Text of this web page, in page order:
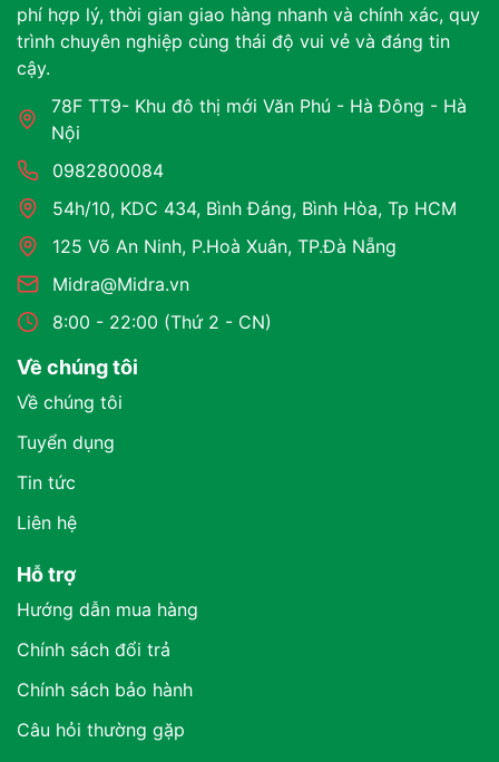
phí hợp lý, thời gian giao hàng nhanh và chính xác, quy
trình chuyên nghiệp cùng thái độ vui vẻ và đáng tin
cậy.
78F TT9- Khu đô thị mới Văn Phú - Hà Đông - Hà
Nội
0982800084
54h/10, KDC 434, Bình Đáng, Bình Hòa, Tp HCM
125 Võ An Ninh, P.Hoà Xuân, TP.Đà Nẵng
Midra@Midra.vn
8:00 - 22:00 (Thứ 2 - CN)
Về chúng tôi
Về chúng tôi
Tuyển dụng
Tin tức
Liên hệ
Hỗ trợ
Hướng dẫn mua hàng
Chính sách đổi trả
Chính sách bảo hành
Câu hỏi thường gặp